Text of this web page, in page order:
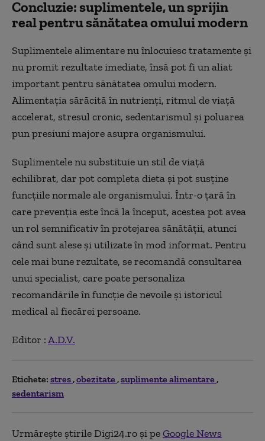
Concluzie: suplimentele, un sprijin
real pentru sănătatea omului modern
Suplimentele alimentare nu înlocuiesc tratamente și
nu promit rezultate imediate, însă pot fi un aliat
important pentru sănătatea omului modern.
Alimentația sărăcită în nutrienți, ritmul de viață
accelerat, stresul cronic, sedentarismul și poluarea
pun presiuni majore asupra organismului.
Suplimentele nu substituie un stil de viață
echilibrat, dar pot completa dieta și pot susține
funcțiile normale ale organismului. Într-o țară în
care prevenția este încă la început, acestea pot avea
un rol semnificativ în protejarea sănătății, atunci
când sunt alese și utilizate în mod informat. Pentru
cele mai bune rezultate, se recomandă consultarea
unui specialist, care poate personaliza
recomandările în funcție de nevoile și istoricul
medical al fiecărei persoane.
Editor :A.D.V.
Etichete: stres obezitate suplimente alimentare
sedentarism
Urmărește știrile Digi24.ro și peGoogle News